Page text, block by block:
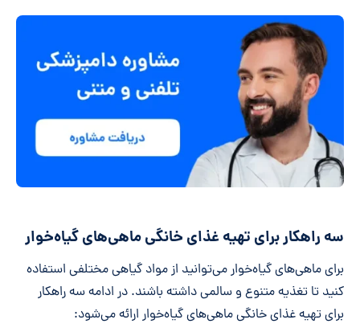
سه راهکار برای تهیه غذای خانگی ماهی‌های گیاه‌خوار
برای ماهی‌های گیاه‌خوار می‌توانید از مواد گیاهی مختلفی استفاده
کنید تا تغذیه متنوع و سالمی داشته باشند. در ادامه سه راهکار
برای تهیه غذای خانگی ماهی‌های گیاه‌خوار ارائه می‌شود: